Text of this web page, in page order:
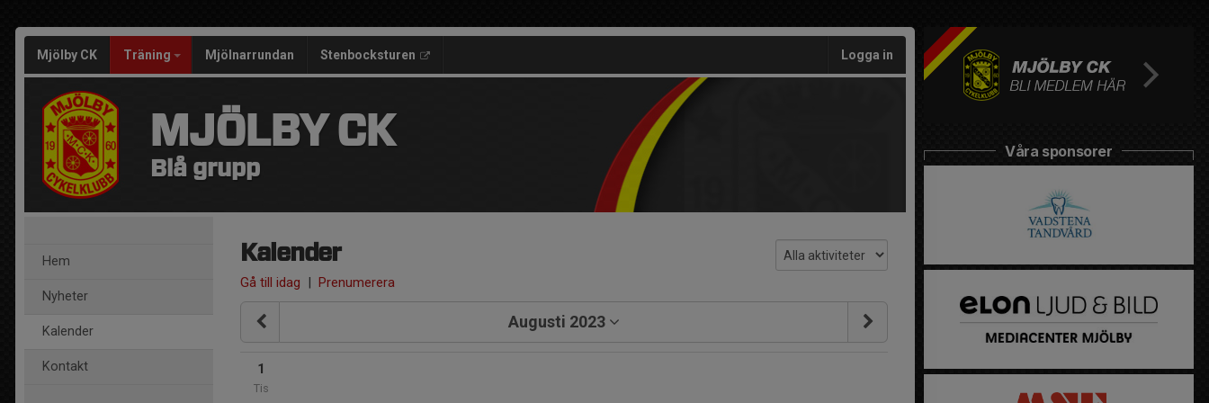
Mjölby CK Träning Mjölnarrundan Stenbocksturen Logga in
MJÖLBY CK
Blå grupp
Hem
Nyheter
Kalender
Kontakt
Kalender
Gå till idag | Prenumerera
Augusti 2023
1
Tis
Våra sponsorer